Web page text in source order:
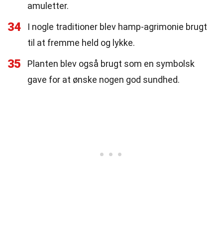
amuletter.
34
I nogle traditioner blev hamp-agrimonie brugt
til at fremme held og lykke.
35
Planten blev også brugt som en symbolsk
gave for at ønske nogen god sundhed.